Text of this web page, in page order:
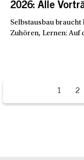
2026: Alle
Selbstausbau
Zuhören, Lernen: Auf
1 2